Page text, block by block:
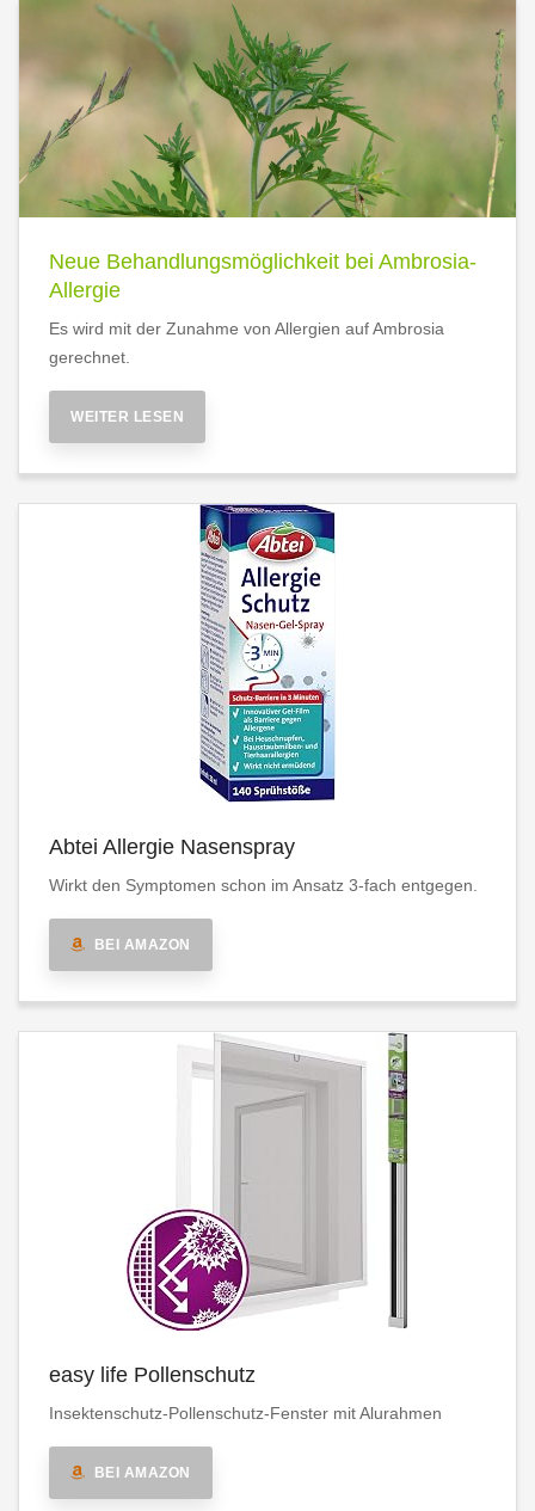
Neue Behandlungsmöglichkeit bei Ambrosia-
Allergie
Es wird mit der Zunahme von Allergien auf Ambrosia
gerechnet.
WEITER LESEN
Abtei Allergie Nasenspray
Wirkt den Symptomen schon im Ansatz 3-fach entgegen.
BEI AMAZON
easy life Pollenschutz
Insektenschutz-Pollenschutz-Fenster mit Alurahmen
BEI AMAZON